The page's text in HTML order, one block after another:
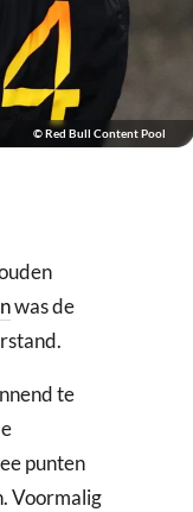
© Red Bull Content Pool
was de
te
punten
Voormalig